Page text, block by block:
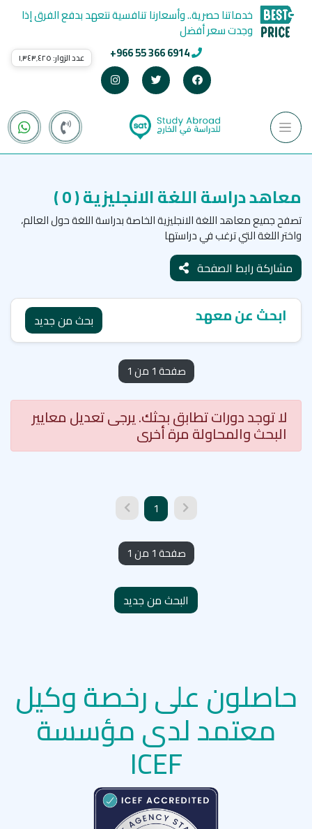
+966 55 366 6914
خدماتنا حصرية.. وأسعارنا تنافسية نتعهد بدفع الفرق إذا
وجدت سعر أفضل
عدد الزوار: ١٬٣٤٣٬٤٢٥
معاهد دراسة اللغة الانجليزية( 0 )
تصفح جميع معاهد اللغة الانجليزية الخاصة بدراسة اللغة حول العالم،
واختر اللغة التي ترغب في دراستها
مشاركة رابط الصفحة
ابحث عن معهد بحث من جديد
صفحة 1 من 1
لا توجد دورات تطابق بحثك. يرجى تعديل معايير
البحث والمحاولة مرة أخرى
صفحة 1 من 1
1
البحث من جديد
حاصلون على رخصة وكيل
معتمد لدى مؤسسة
ICEF